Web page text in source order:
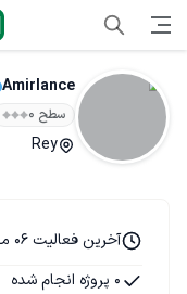
Amirlance
سطح ۰
Rey
آخرین فعالیت 06 مهر 1404
0 پروژه انجام شده